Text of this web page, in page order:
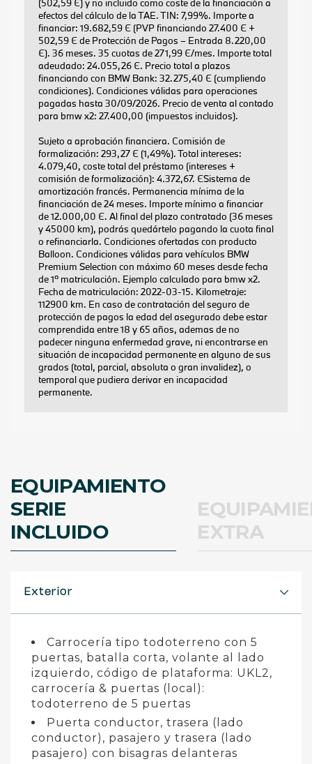
EQUIPAMIENTO
SERIE
INCLUIDO
EXTRA
Exterior
Carrocería tipo todoterreno con 5
puertas, batalla corta, volante al lado
izquierdo, código de plataforma: UKL2,
carrocería & puertas (local):
todoterreno de 5 puertas
Puerta conductor, trasera (lado
conductor), pasajero y trasera (lado
pasajero) con bisagras delanteras